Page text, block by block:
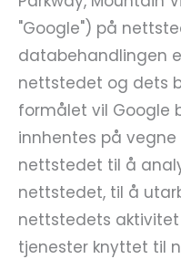
"Google") på
databehandlingen
nettstedet og dets
formålet vil Google
innhentes på
nettstedet til å
nettstedet, til å
nettstedets
tjenester knyttet til